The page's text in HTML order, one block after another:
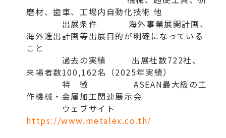
磨材、歯車、工場内自動化技術 他
出展条件 海外事業展開計画、
海外進出計画等出展目的が明確になっている
こと
過去の実績 出展社数722社、
来場者数100,162名（2025年実績）
特 徴 ASEAN最大級の工
作機械・金属加工関連展示会
ウェブサイト
https://www.metalex.co.th/